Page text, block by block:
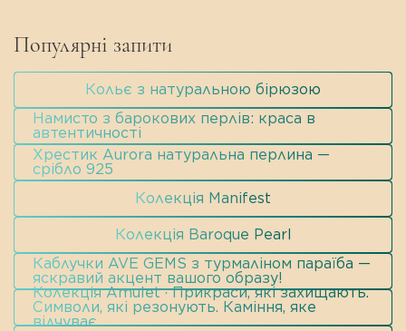
Популярні запити
Кольє з натуральною бірюзою
Намисто з барокових перлів: краса в
автентичності
Хрестик Aurora натуральна перлина —
срібло 925
Колекція Manifest
Колекція Baroque Pearl
Каблучки AVE GEMS з турмаліном параїба —
яскравий акцент вашого образу!
Колекція Amulet · Прикраси, які захищають.
Символи, які резонують. Каміння, яке
відчуває.